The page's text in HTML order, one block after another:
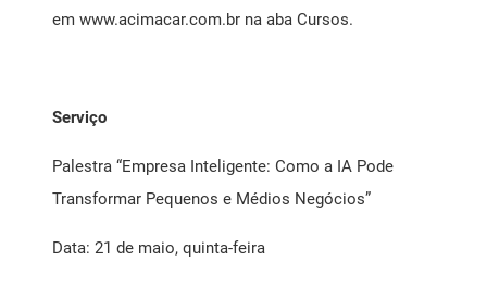
emwww.acimacar.com.br na aba Cursos.
Serviço
Palestra “Empresa Inteligente: Como a IA Pode
Transformar Pequenos e Médios Negócios”
Data: 21 de maio, quinta-feira